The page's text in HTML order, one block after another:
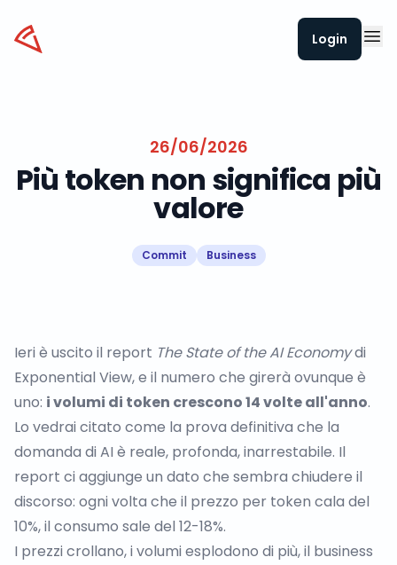
Datapizza Login
26/06/2026
Più token non significa più
valore
Commit Business
Ieri è uscito il report The State of the AI Economydi
Exponential View, e il numero che girerà ovunque è
uno: i volumi di token crescono 14 volte all'anno.
Lo vedrai citato come la prova definitiva che la
domanda di AI è reale, profonda, inarrestabile. Il
report ci aggiunge un dato che sembra chiudere il
discorso: ogni volta che il prezzo per token cala del
10%, il consumo sale del 12-18%.
I prezzi crollano, i volumi esplodono di più, il business